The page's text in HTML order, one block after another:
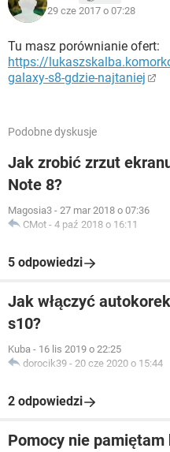
29 cze 2017 o 07:28
Tu masz porównianie ofert:
https://
galaxy-s8-gdzie-najtaniej
Podobne dyskusje
Jak zrobić zrzut
Note 8?
Magosia3 - 27 mar 2018 o 07:36
CMot - 4 paź 2018 o 16:11
5 odpowiedzi
Jak włączyć
s10?
Kuba - 16 lis 2019 o 22:25
dorocik39 - 20 cze 2020 o 15:44
2 odpowiedzi
Pomocy nie pamiętam